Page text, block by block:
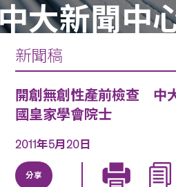
大新聞中
新聞稿
開創無創性產前檢查 中
國皇家學會院士
2011年5月20日
分享